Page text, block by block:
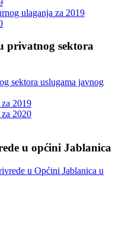
ulaganja za 2019
privatnog sektora
sektora uslugama javnog
2019
2020
u općini Jablanica
u Općini Jablanica u